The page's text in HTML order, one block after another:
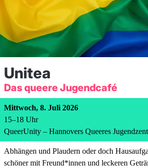
Unitea
Das queere Jugendcafé
Mittwoch, 8. Juli 2026
15–18 Uhr
QueerUnity – Hannovers Queeres
Abhängen und Plaudern oder doch
schöner mit Freund*innen und leckeren